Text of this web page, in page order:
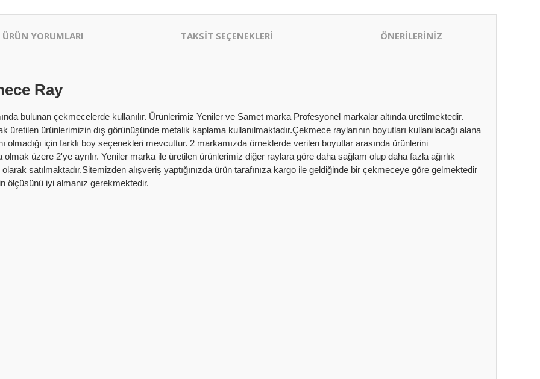
ÜRÜN YORUMLARI TAKSİT SEÇENEKLERİ ÖNERİLERİNİZ
Ray
bulunan çekmecelerde kullanılır. Ürünlerimiz Yeniler ve Samet marka Profesyonel markalar altında üretilmektedir.
ürünlerimizin dış görünüşünde metalik kaplama kullanılmaktadır.Çekmece raylarının boyutları kullanılacağı alana
için farklı boy seçenekleri mevcuttur. 2 markamızda örneklerde verilen boyutlar arasında ürünlerini
üzere 2'ye ayrılır. Yeniler marka ile üretilen ürünlerimiz diğer raylara göre daha sağlam olup daha fazla ağırlık
satılmaktadır.Sitemizden alışveriş yaptığınızda ürün tarafınıza kargo ile geldiğinde bir çekmeceye göre gelmektedir
ölçüsünü iyi almanız gerekmektedir.